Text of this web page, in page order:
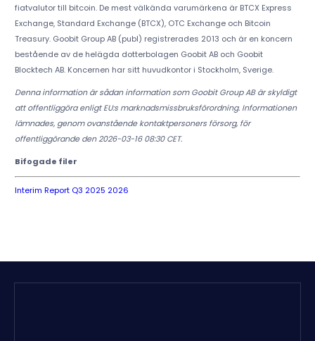
fiatvalutor till bitcoin. De mest välkända varumärkena är BTCX Express
Exchange, Standard Exchange (BTCX), OTC Exchange och Bitcoin
Treasury. Goobit Group AB (publ) registrerades 2013 och är en koncern
bestående av de helägda dotterbolagen Goobit AB och Goobit
Blocktech AB. Koncernen har sitt huvudkontor i Stockholm, Sverige.
Denna information är sådan information som Goobit Group AB är skyldigt
att offentliggöra enligt EU:s marknadsmissbruksförordning. Informationen
lämnades, genom ovanstående kontaktpersoners försorg, för
offentliggörande den 2026-03-16 08:30 CET.
Bifogade filer
Interim Report Q3 2025 2026